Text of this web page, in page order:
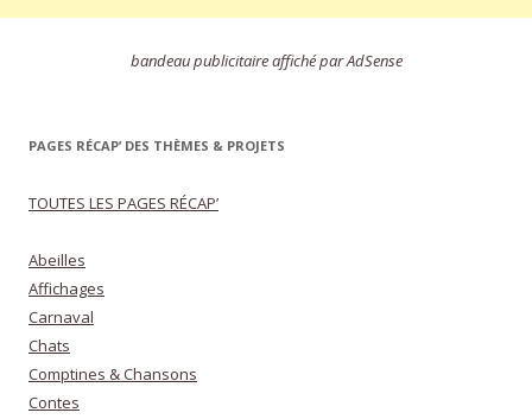
bandeau publicitaire affiché par AdSense
PAGES RÉCAP’ DES THÈMES & PROJETS
TOUTES LES PAGES RÉCAP’
Abeilles
Affichages
Carnaval
Chats
Comptines & Chansons
Contes